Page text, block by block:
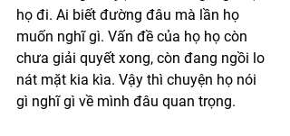
họ đi. Ai biết đường đâu mà lần họ
muốn nghĩ gì. Vấn đề của họ họ còn
chưa giải quyết xong, còn đang ngồi lo
nát mặt kia kìa. Vậy thì chuyện họ nói
gì nghĩ gì về mình đâu quan trọng.